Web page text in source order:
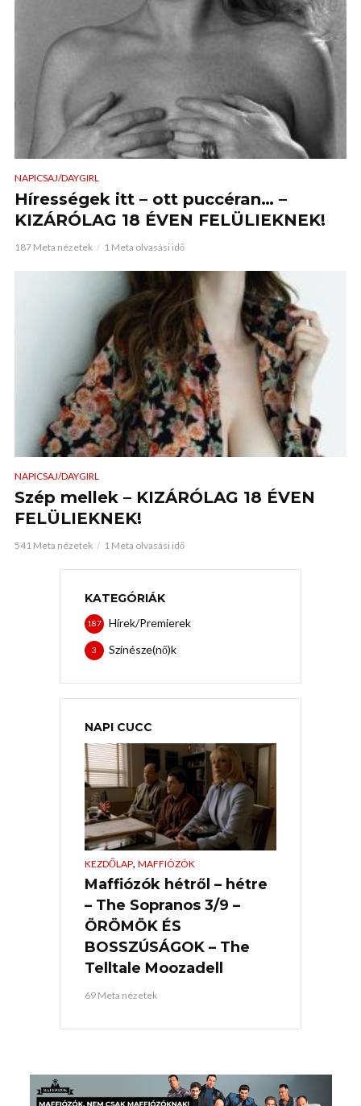
NAPICSAJ/DAYGIRL
Hírességek itt – ott puccéran… –
KIZÁRÓLAG 18 ÉVEN FELÜLIEKNEK!
187 Meta nézetek 1 Meta olvasási idő
NAPICSAJ/DAYGIRL
Szép mellek – KIZÁRÓLAG 18 ÉVEN
FELÜLIEKNEK!
541 Meta nézetek 1 Meta olvasási idő
KATEGÓRIÁK
Hírek/Premierek
187
Színésze(nő)k
3
NAPI CUCC
KEZDŐLAP, MAFFIÓZÓK
Maffiózók hétről – hétre
– The Sopranos 3/9 –
ÖRÖMÖK ÉS
BOSSZÚSÁGOK – The
Telltale Moozadell
69 Meta nézetek